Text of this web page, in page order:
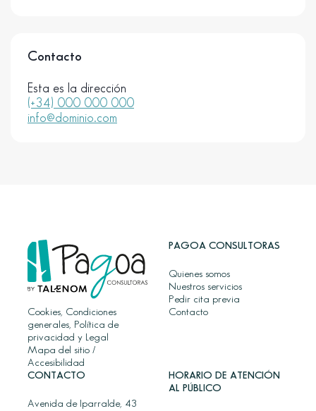
Contacto
Esta es la dirección
(+34) 000 000 000
info@dominio.com
Cookies, Condiciones
generales, Política de
privacidad y Legal
Mapa del sitio /
Accesibilidad
PAGOA CONSULTORAS
Quienes somos
Nuestros servicios
Pedir cita previa
Contacto
CONTACTO
Avenida de Iparralde, 43
HORARIO DE ATENCIÓN
AL PÚBLICO